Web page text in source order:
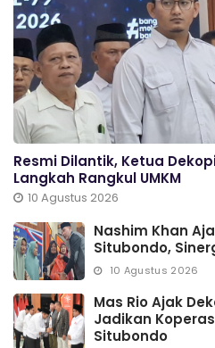
Resmi Dilantik, Ketua
Langkah Rangkul UMKM
10 Agustus 2026
Nashim Khan
Situbondo,
10 Agustus 2026
Mas Rio Ajak
Jadikan
Situbondo